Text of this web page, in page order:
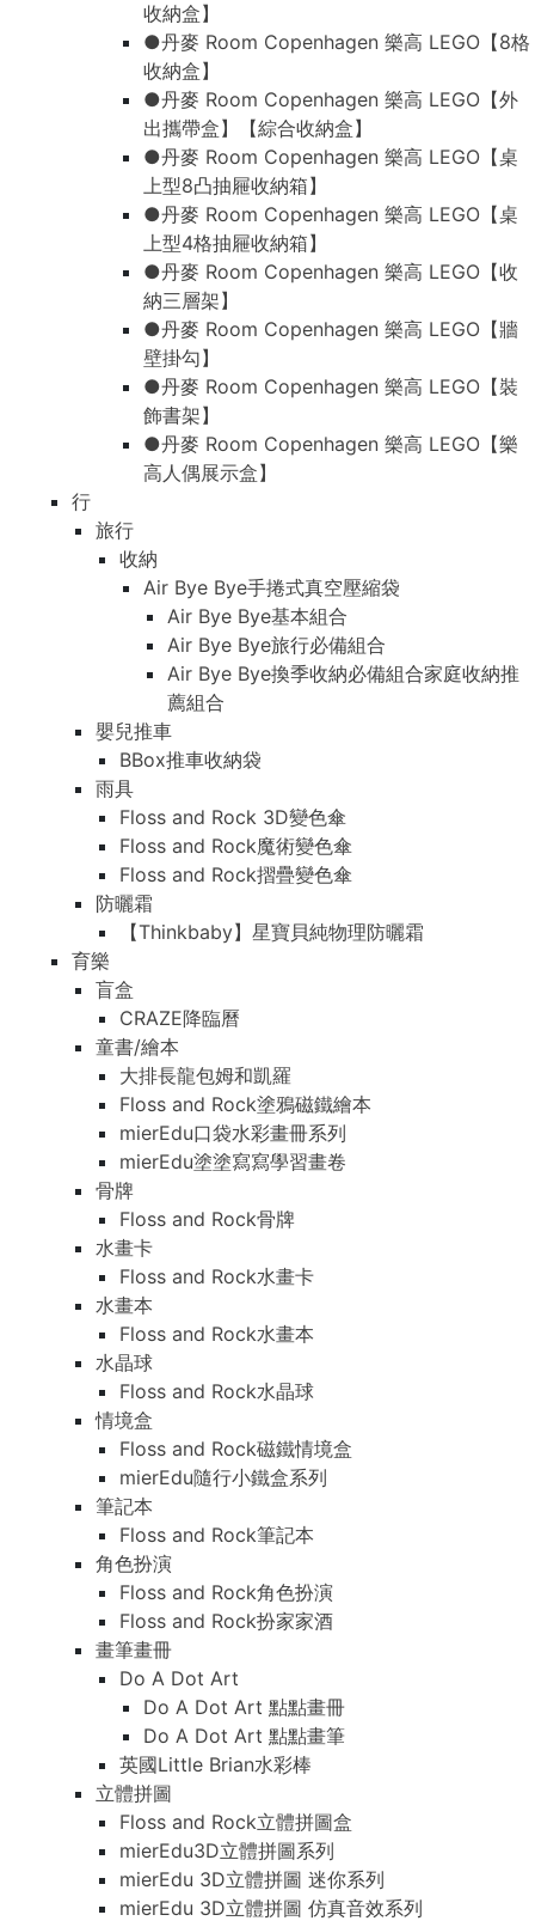
收納盒】
●丹麥 Room Copenhagen 樂高 LEGO【8格
收納盒】
●丹麥 Room Copenhagen 樂高 LEGO【外
出攜帶盒】【綜合收納盒】
●丹麥 Room Copenhagen 樂高 LEGO【桌
上型8凸抽屜收納箱】
●丹麥 Room Copenhagen 樂高 LEGO【桌
上型4格抽屜收納箱】
●丹麥 Room Copenhagen 樂高 LEGO【收
納三層架】
●丹麥 Room Copenhagen 樂高 LEGO【牆
壁掛勾】
●丹麥 Room Copenhagen 樂高 LEGO【裝
飾書架】
●丹麥 Room Copenhagen 樂高 LEGO【樂
高人偶展示盒】
行
旅行
收納
Air Bye Bye手捲式真空壓縮袋
Air Bye Bye基本組合
Air Bye Bye旅行必備組合
Air Bye Bye換季收納必備組合家庭收納推
薦組合
嬰兒推車
BBox推車收納袋
雨具
Floss and Rock 3D變色傘
Floss and Rock魔術變色傘
Floss and Rock摺疊變色傘
防曬霜
【Thinkbaby】星寶貝純物理防曬霜
育樂
盲盒
CRAZE降臨曆
童書/繪本
大排長龍包姆和凱羅
Floss and Rock塗鴉磁鐵繪本
mierEdu口袋水彩畫冊系列
mierEdu塗塗寫寫學習畫卷
骨牌
Floss and Rock骨牌
水畫卡
Floss and Rock水畫卡
水畫本
Floss and Rock水畫本
水晶球
Floss and Rock水晶球
情境盒
Floss and Rock磁鐵情境盒
mierEdu隨行小鐵盒系列
筆記本
Floss and Rock筆記本
角色扮演
Floss and Rock角色扮演
Floss and Rock扮家家酒
畫筆畫冊
Do A Dot Art
Do A Dot Art 點點畫冊
Do A Dot Art 點點畫筆
英國Little Brian水彩棒
立體拼圖
Floss and Rock立體拼圖盒
mierEdu3D立體拼圖系列
mierEdu 3D立體拼圖 迷你系列
mierEdu 3D立體拼圖 仿真音效系列